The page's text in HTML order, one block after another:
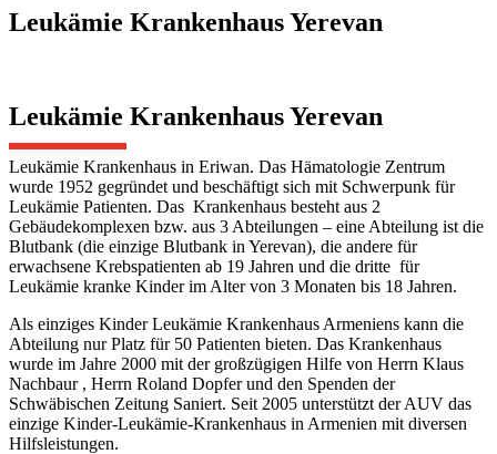
Leukämie Krankenhaus Yerevan
Leukämie Krankenhaus Yerevan
Leukämie Krankenhaus in Eriwan. Das Hämatologie Zentrum
wurde 1952 gegründet und beschäftigt sich mit Schwerpunk für
Leukämie Patienten. Das Krankenhaus besteht aus 2
Gebäudekomplexen bzw. aus 3 Abteilungen – eine Abteilung ist die
Blutbank (die einzige Blutbank in Yerevan), die andere für
erwachsene Krebspatienten ab 19 Jahren und die dritte für
Leukämie kranke Kinder im Alter von 3 Monaten bis 18 Jahren.
Als einziges Kinder Leukämie Krankenhaus Armeniens kann die
Abteilung nur Platz für 50 Patienten bieten. Das Krankenhaus
wurde im Jahre 2000 mit der großzügigen Hilfe von Herrn Klaus
Nachbaur , Herrn Roland Dopfer und den Spenden der
Schwäbischen Zeitung Saniert. Seit 2005 unterstützt der AUV das
einzige Kinder-Leukämie-Krankenhaus in Armenien mit diversen
Hilfsleistungen.